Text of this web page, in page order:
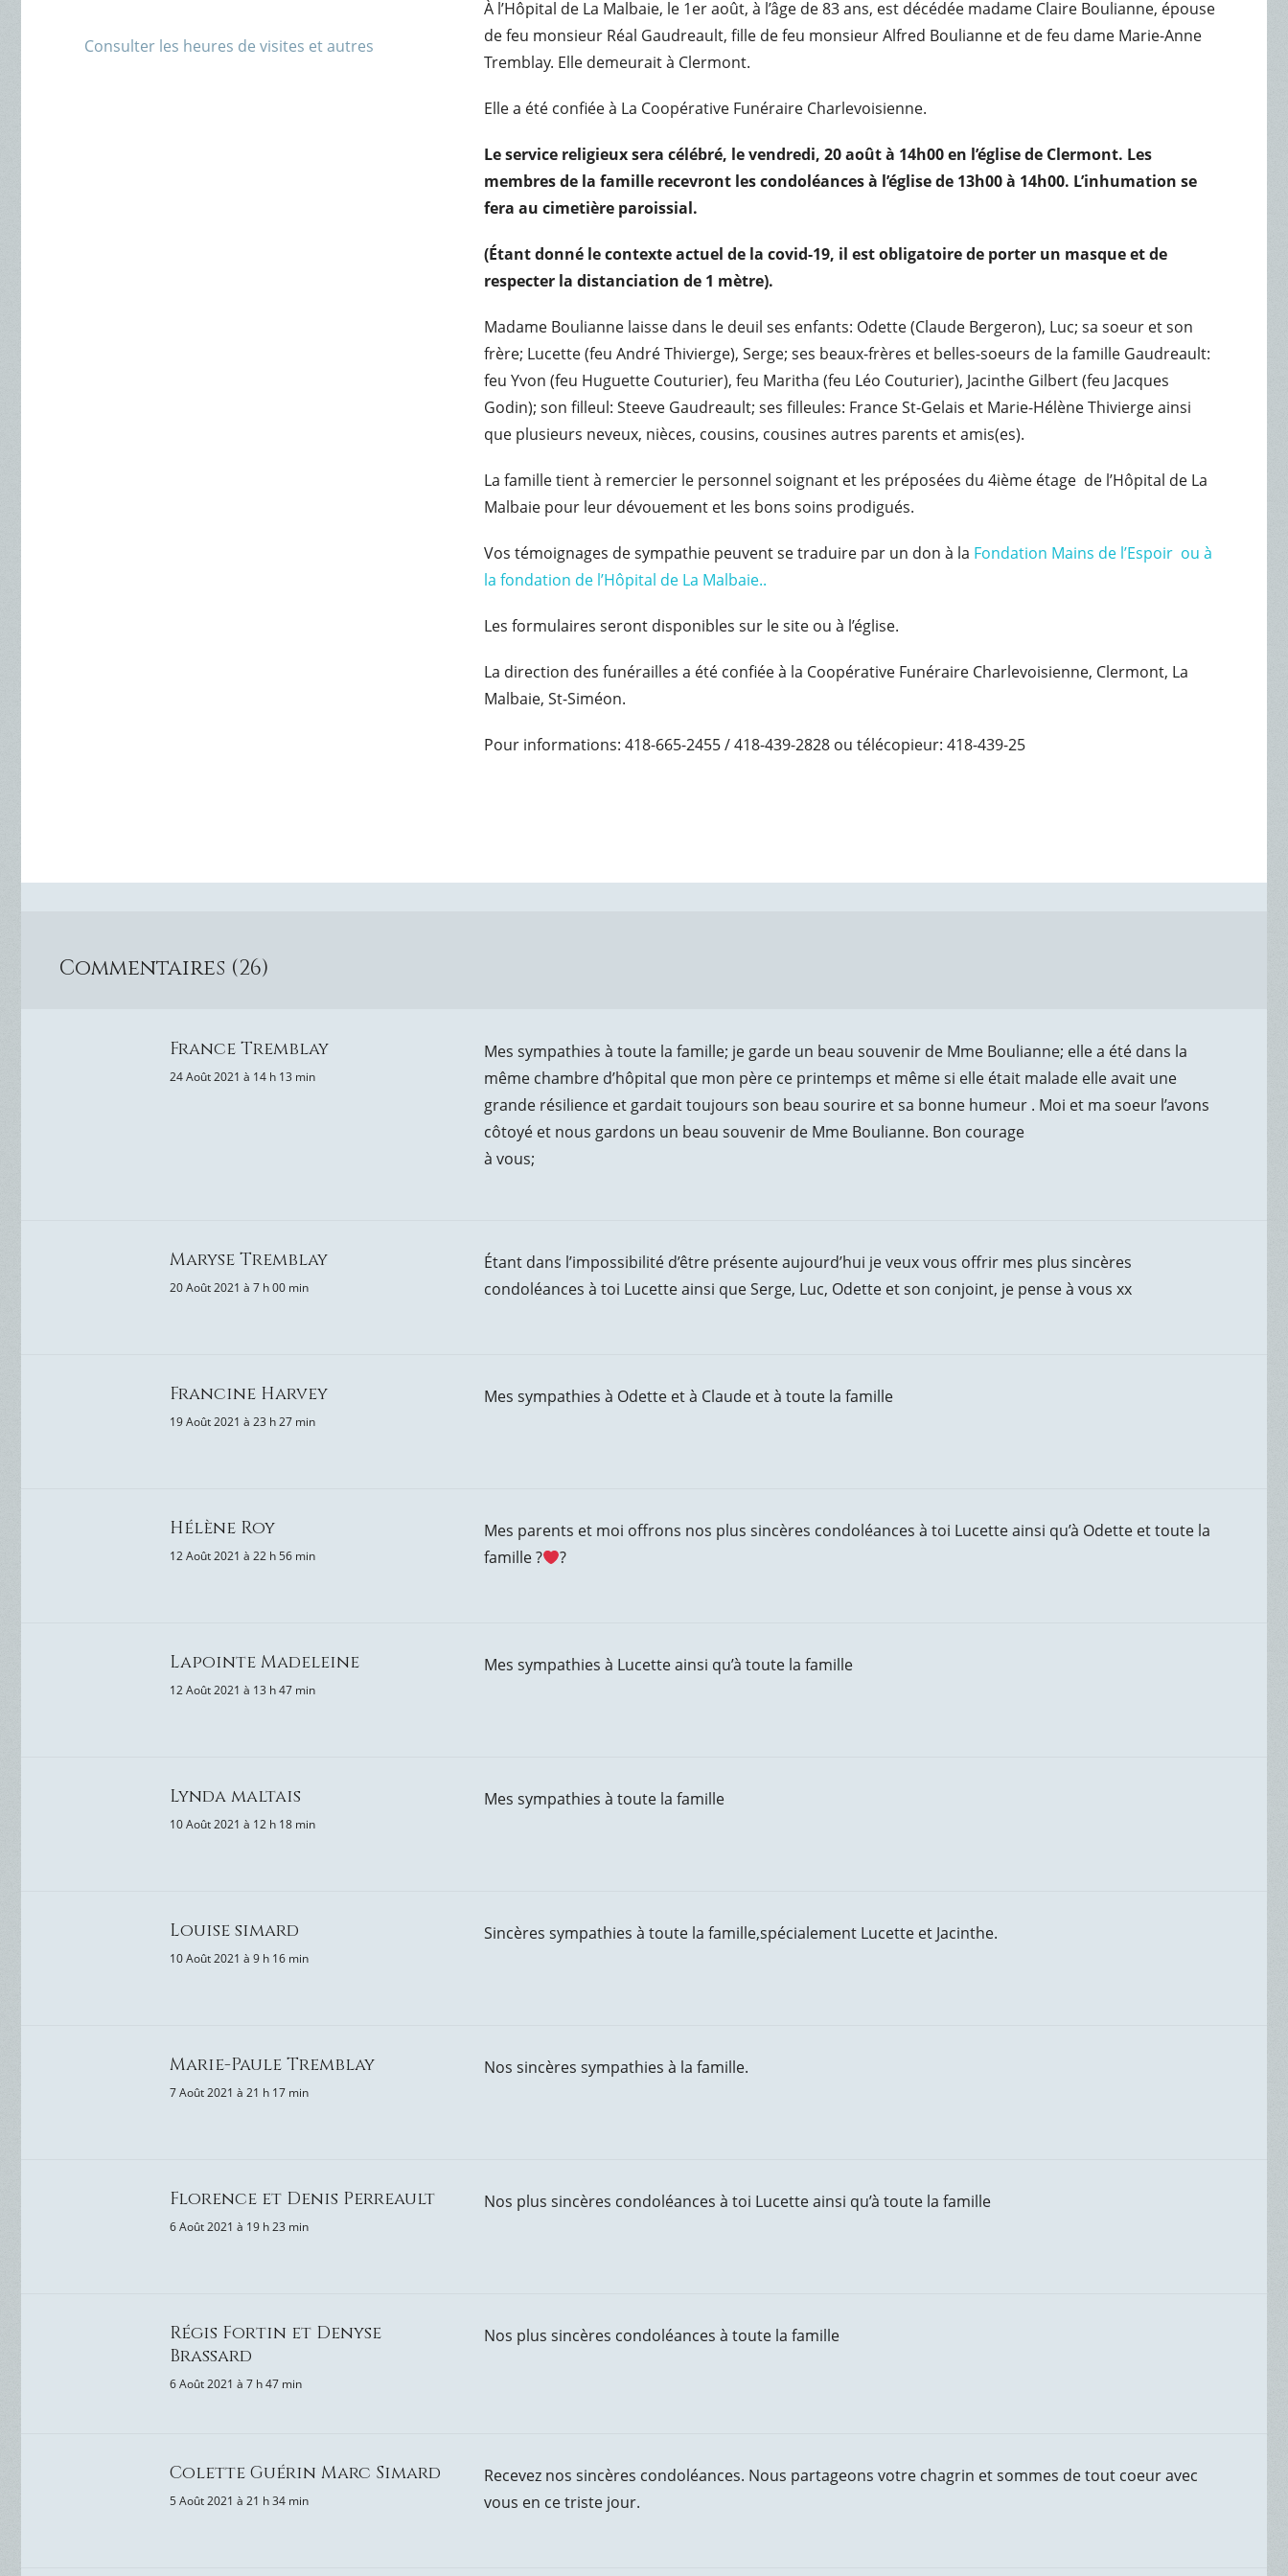
Consulter les heures de visites et autres
À l’Hôpital de La Malbaie, le 1er août, à l’âge de 83 ans, est décédée madame Claire Boulianne, épouse
de feu monsieur Réal Gaudreault, fille de feu monsieur Alfred Boulianne et de feu dame Marie-Anne
Tremblay. Elle demeurait à Clermont.
Elle a été confiée à La Coopérative Funéraire Charlevoisienne.
Le service religieux sera célébré, le vendredi, 20 août à 14h00 en l’église de Clermont. Les
membres de la famille recevront les condoléances à l’église de 13h00 à 14h00. L’inhumation se
fera au cimetière paroissial.
(Étant donné le contexte actuel de la covid-19, il est obligatoire de porter un masque et de
respecter la distanciation de 1 mètre).
Madame Boulianne laisse dans le deuil ses enfants: Odette (Claude Bergeron), Luc; sa soeur et son
frère; Lucette (feu André Thivierge), Serge; ses beaux-frères et belles-soeurs de la famille Gaudreault:
feu Yvon (feu Huguette Couturier), feu Maritha (feu Léo Couturier), Jacinthe Gilbert (feu Jacques
Godin); son filleul: Steeve Gaudreault; ses filleules: France St-Gelais et Marie-Hélène Thivierge ainsi
que plusieurs neveux, nièces, cousins, cousines autres parents et amis(es).
La famille tient à remercier le personnel soignant et les préposées du 4ième étage de l’Hôpital de La
Malbaie pour leur dévouement et les bons soins prodigués.
Vos témoignages de sympathie peuvent se traduire par un don à la Fondation Mains de l’Espoir ou à
la fondation de l’Hôpital de La Malbaie..
Les formulaires seront disponibles sur le site ou à l’église.
La direction des funérailles a été confiée à la Coopérative Funéraire Charlevoisienne, Clermont, La
Malbaie, St-Siméon.
Pour informations: 418-665-2455 / 418-439-2828 ou télécopieur: 418-439-25
Commentaires (26)
France Tremblay
24 Août 2021 à 14 h 13 min
Mes sympathies à toute la famille; je garde un beau souvenir de Mme Boulianne; elle a été dans la
même chambre d’hôpital que mon père ce printemps et même si elle était malade elle avait une
grande résilience et gardait toujours son beau sourire et sa bonne humeur . Moi et ma soeur l’avons
côtoyé et nous gardons un beau souvenir de Mme Boulianne. Bon courage
à vous;
Maryse Tremblay
20 Août 2021 à 7 h 00 min
Étant dans l’impossibilité d’être présente aujourd’hui je veux vous offrir mes plus sincères
condoléances à toi Lucette ainsi que Serge, Luc, Odette et son conjoint, je pense à vous xx
Francine Harvey
19 Août 2021 à 23 h 27 min
Mes sympathies à Odette et à Claude et à toute la famille
Hélène Roy
12 Août 2021 à 22 h 56 min
Mes parents et moi offrons nos plus sincères condoléances à toi Lucette ainsi qu’à Odette et toute la
famille ?
?
Lapointe Madeleine
12 Août 2021 à 13 h 47 min
Mes sympathies à Lucette ainsi qu’à toute la famille
Lynda maltais
10 Août 2021 à 12 h 18 min
Mes sympathies à toute la famille
Louise simard
10 Août 2021 à 9 h 16 min
Sincères sympathies à toute la famille,spécialement Lucette et Jacinthe.
Marie-Paule Tremblay
7 Août 2021 à 21 h 17 min
Nos sincères sympathies à la famille.
Florence et Denis Perreault
6 Août 2021 à 19 h 23 min
Nos plus sincères condoléances à toi Lucette ainsi qu’à toute la famille
Régis Fortin et Denyse
Brassard
6 Août 2021 à 7 h 47 min
Nos plus sincères condoléances à toute la famille
Colette Guérin Marc Simard
5 Août 2021 à 21 h 34 min
Recevez nos sincères condoléances. Nous partageons votre chagrin et sommes de tout coeur avec
vous en ce triste jour.